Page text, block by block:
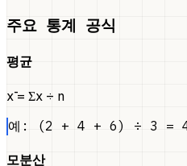
주요 통계 공식
평균
x̄ = Σx ÷ n
예: (2 + 4 + 6) ÷ 3 =
모분산